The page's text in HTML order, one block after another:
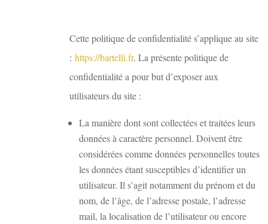
Cette politique de confidentialité s’applique au site
: https://bartelli.fr. La présente politique de
confidentialité a pour but d’exposer aux
utilisateurs du site :
La manière dont sont collectées et traitées leurs
données à caractère personnel. Doivent être
considérées comme données personnelles toutes
les données étant susceptibles d’identifier un
utilisateur. Il s’agit notamment du prénom et du
nom, de l’âge, de l’adresse postale, l’adresse
mail, la localisation de l’utilisateur ou encore